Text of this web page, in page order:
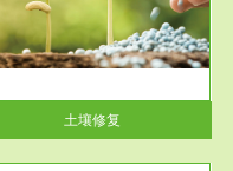
土壤修复